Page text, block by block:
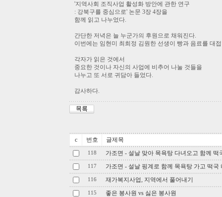
'지역사회 조직사업 활성화 방안에 관한 연구
: 강북구를 중심으로' 논문 3장 4장을
함께 읽고 나누었다.
간단한 저녁은 늘 누군가의 후원으로 채워진다.
이번에는 임현미 최희정 김원한 선생이 빵과 음료를 대
각자가 읽은 것에서
중요한 것이나 자신의 사업에 비추어 나눌 것들을
나누고 또 서로 귀담아 들었다.
감사하다.
c 번호 글제목
118 가조면 - 설날 맞아 목욕탕 다녀오고 함께 떡
117 가조면 - 설날 핑계로 함께 목욕탕 가고 떡국
116 재가복지사업, 지역에서 풀어내기
115 좋은 봉사원 vs 싫은 봉사원